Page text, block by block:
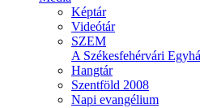
Képtár
Videótár
SZEM
A Székesfehérvári
Hangtár
Szentföld 2008
Napi evangélium